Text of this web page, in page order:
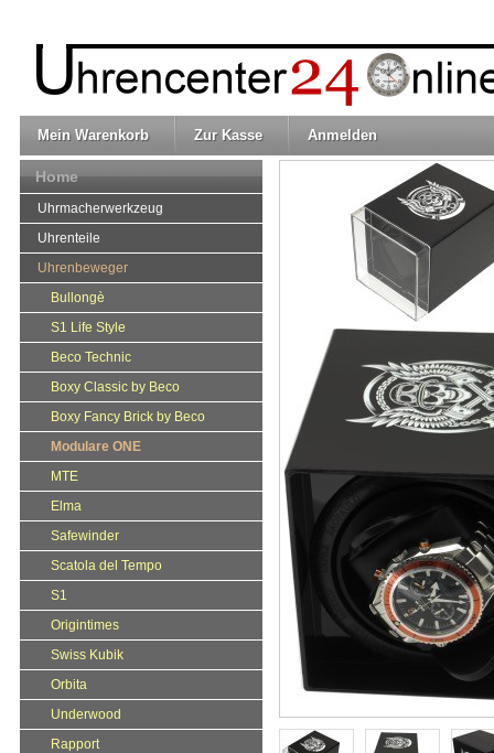
Mein Warenkorb Zur Kasse Anmelden
Home
Uhrmacherwerkzeug
Uhrenteile
Uhrenbeweger
Bullongè
S1 Life Style
Beco Technic
Boxy Classic by Beco
Boxy Fancy Brick by Beco
Modulare ONE
MTE
Elma
Safewinder
Scatola del Tempo
S1
Origintimes
Swiss Kubik
Orbita
Underwood
Rapport